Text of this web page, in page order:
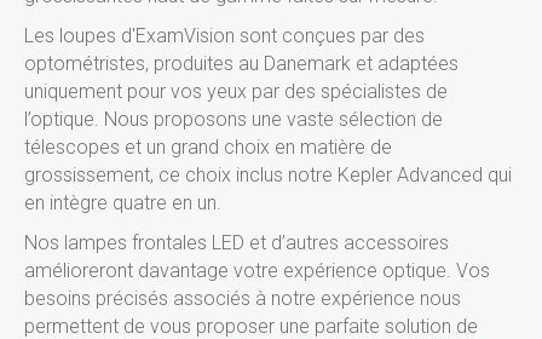
Les loupes d'ExamVision sont conçues par des
optométristes, produites au Danemark et adaptées
uniquement pour vos yeux par des spécialistes de
l’optique. Nous proposons une vaste sélection de
télescopes et un grand choix en matière de
grossissement, ce choix inclus notre Kepler Advanced qui
en intègre quatre en un.
Nos lampes frontales LED et d’autres accessoires
amélioreront davantage votre expérience optique. Vos
besoins précisés associés à notre expérience nous
permettent de vous proposer une parfaite solution de